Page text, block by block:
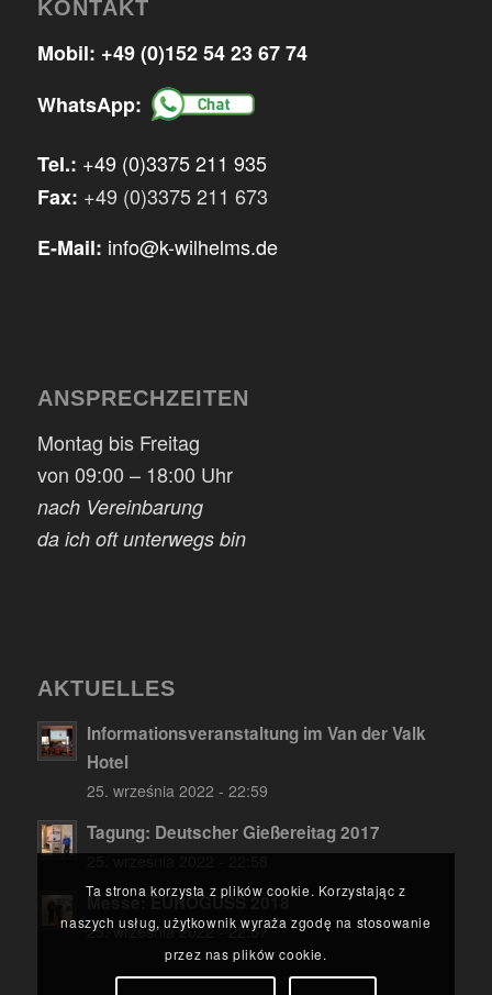
KONTAKT
Mobil: +49 (0)152 54 23 67 74
WhatsApp:
Tel.: +49 (0)3375 211 935
Fax: +49 (0)3375 211 673
E-Mail: info@k-wilhelms.de
ANSPRECHZEITEN
Montag bis Freitag
von 09:00 – 18:00 Uhr
nach Vereinbarung
da ich oft unterwegs bin
AKTUELLES
Informationsveranstaltung im Van der Valk
Hotel
25. września 2022 - 22:59
Tagung: Deutscher Gießereitag 2017
Messe: EUROGUSS 2018
25. września 2022 - 22:57
Ta strona korzysta z plików cookie. Korzystając z
naszych usług, użytkownik wyraża zgodę na stosowanie
przez nas plików cookie.